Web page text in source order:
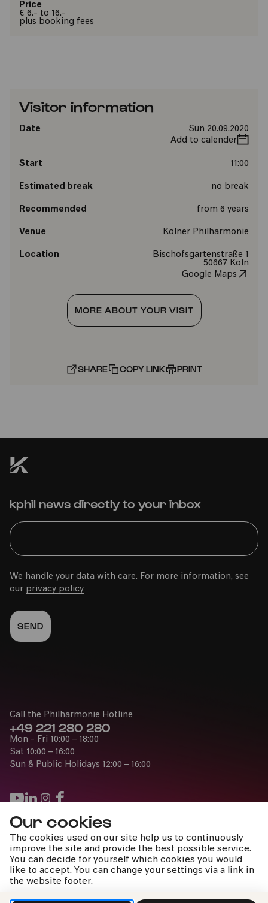
Our cookies
The cookies used on our site help us to continuously
improve the site and provide the best possible service.
You can decide for yourself which cookies you would
like to accept. You can change your settings via a link in
the website footer.
Price
€ 6.- to 16.-
plus booking fees
Visitor information
Date
Sun 20.09.2020
Add to calender
Start 11:00
Estimated break no break
Recommended from 6 years
Venue Kölner Philharmonie
Location
Bischofsgartenstraße 1
50667 Köln
Google Maps
MORE ABOUT YOUR VISIT
SHARE COPY LINK PRINT
kphil news directly to your inbox
We handle your data with care. For more information, see
our privacy policy
Press
Jobs
News
Contact
Submit a withdrawal request
Call the Philharmonie Hotline
+49 221 280 280
Mon - Fri 10:00 – 18:00
Sat 10:00 – 16:00
Sun & Public Holidays 12:00 – 16:00